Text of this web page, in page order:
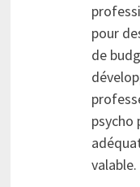
pour
de
psycho
valable.